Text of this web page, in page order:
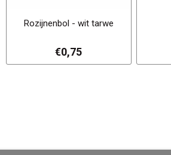
Rozijnenbol - wit tarwe
€0,75